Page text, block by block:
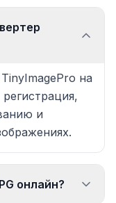
на
и
онлайн?